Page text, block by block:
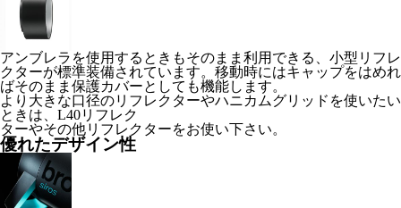
アンブレラを使用するときもそのまま利用できる、小型リフレ
クターが標準装備されています。移動時にはキャップをはめれ
ばそのまま保護カバーとしても機能します。
より大きな口径のリフレクターやハニカムグリッドを使いたい
ときは、L40リフレク
ターやその他リフレクターをお使い下さい。
優れたデザイン性